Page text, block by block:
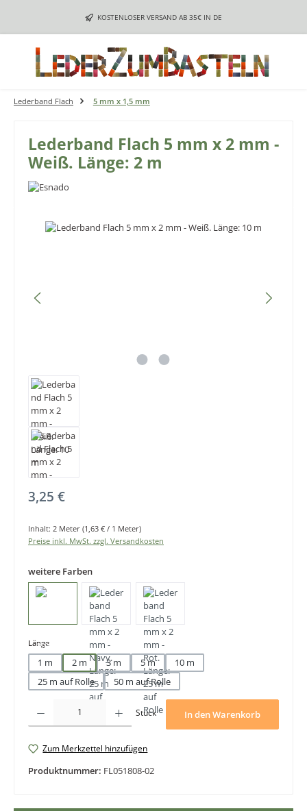
Zum Hauptinhalt springenKOSTENLOSER VERSAND AB 35€ IN DE
Lederband Flach 5 mm x 1,5 mm
Lederband Flach 5 mm x 2 mm -
Weiß. Länge: 2 m
Bildergalerie überspringen
Regulärer Preis:
3,25 €
Inhalt: 2 Meter (1,63 € / 1 Meter)
Preise inkl. MwSt. zzgl. Versandkosten
weitere Farben
Längeauswählen
1 m 2 m 3 m 5 m
10 m
25 m auf Rolle
50 m auf Rolle
Stück In den Warenkorb
Zum Merkzettel hinzufügen
Produktnummer: FL051808-02